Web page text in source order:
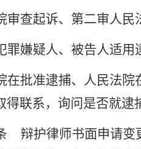
审查起诉、第二审人
罪嫌疑人、被告人适
在批准逮捕、人民法
得联系，询问是否就逮
辩护律师书面申请